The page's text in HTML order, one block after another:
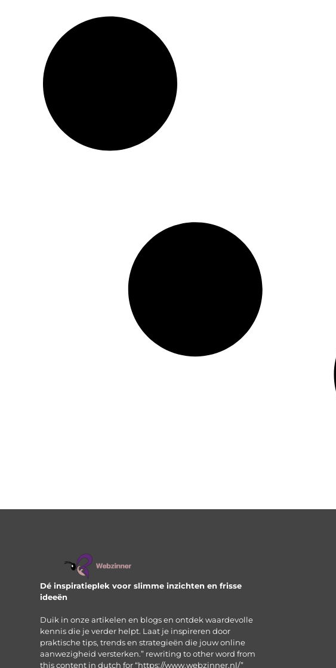
Dé inspiratieplek voor slimme inzichten en frisse
ideeën
Duik in onze artikelen en blogs en ontdek waardevolle
kennis die je verder helpt. Laat je inspireren door
praktische tips, trends en strategieën die jouw online
aanwezigheid versterken.” rewriting to other word from
this content in dutch for “https://www.webzinner.nl/”